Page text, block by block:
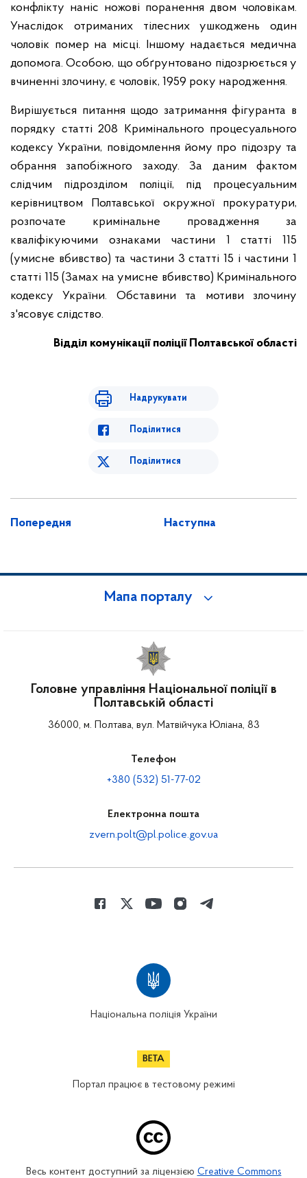
конфлікту наніс ножові поранення двом чоловікам.
Унаслідок отриманих тілесних ушкоджень один
чоловік помер на місці. Іншому надається медична
допомога. Особою, що обґрунтовано підозрюється у
вчиненні злочину, є чоловік, 1959 року народження.
Вирішується питання щодо затримання фігуранта в
порядку статті 208 Кримінального процесуального
кодексу України, повідомлення йому про підозру та
обрання запобіжного заходу. За даним фактом
слідчим підрозділом поліції, під процесуальним
керівництвом Полтавської окружної прокуратури,
розпочате кримінальне провадження за
кваліфікуючими ознаками частини 1 статті 115
(умисне вбивство) та частини 3 статті 15 і частини 1
статті 115 (Замах на умисне вбивство) Кримінального
кодексу України. Обставини та мотиви злочину
з'ясовує слідство.
Відділ комунікації поліції Полтавської області
Надрукувати
Поділитися
Поділитися
Попередня Наступна
Мапа порталу
Головне управління Національної поліції в
Полтавській області
36000, м. Полтава, вул. Матвійчука Юліана, 83
Телефон
+380 (532) 51-77-02
Електронна пошта
zvern.polt@pl.police.gov.ua
Національна поліція України
Портал працює в тестовому режимі
Весь контент доступний за ліцензією Creative Commons